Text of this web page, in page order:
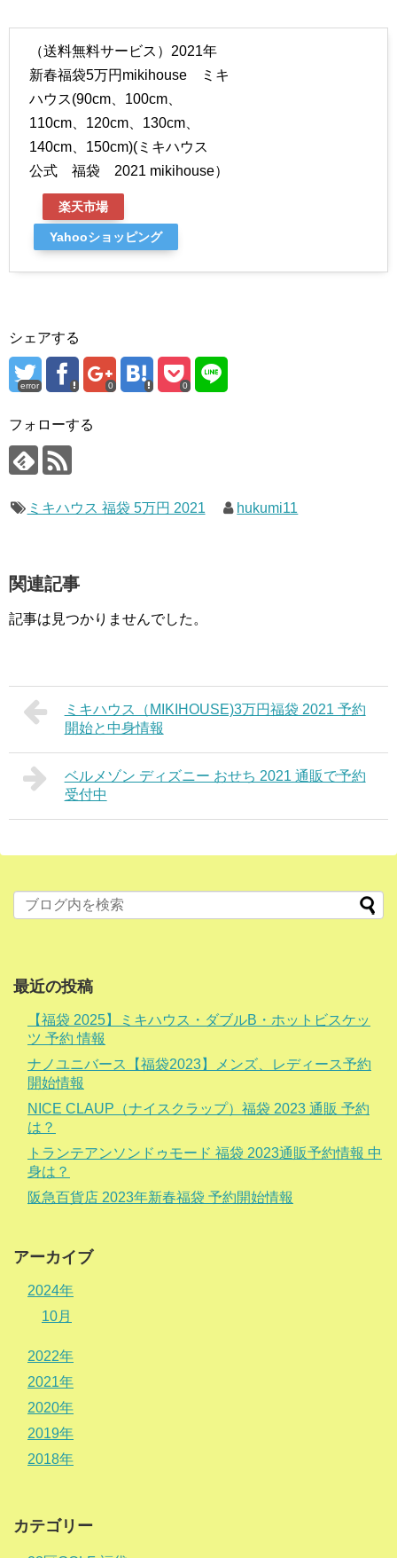
（送料無料サービス）2021年
新春福袋5万円mikihouse ミキ
ハウス(90cm、100cm、
110cm、120cm、130cm、
140cm、150cm)(ミキハウス
公式 福袋 2021 mikihouse）
楽天市場
Yahooショッピング
シェアする
error 0 0
フォローする
ミキハウス 福袋 5万円 2021 hukumi11
関連記事
記事は見つかりませんでした。
ミキハウス（MIKIHOUSE)3万円福袋 2021 予約
開始と中身情報
ベルメゾン ディズニー おせち 2021 通販で予約
受付中
最近の投稿
【福袋 2025】ミキハウス・ダブルB・ホットビスケッ
ツ 予約 情報
ナノユニバース【福袋2023】メンズ、レディース予約
開始情報
NICE CLAUP（ナイスクラップ）福袋 2023 通販 予約
は？
トランテアンソンドゥモード 福袋 2023通販予約情報 中
身は？
阪急百貨店 2023年新春福袋 予約開始情報
アーカイブ
2024年
10月
2022年
2021年
2020年
2019年
2018年
カテゴリー